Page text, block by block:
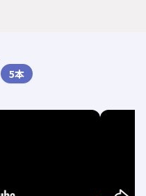
5本